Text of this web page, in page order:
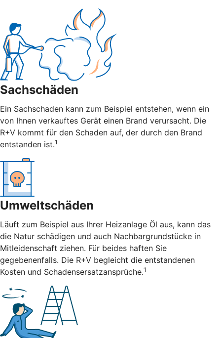
Sachschäden
Ein Sachschaden kann zum Beispiel entstehen, wenn ein
von Ihnen verkauftes Gerät einen Brand verursacht. Die
R+V kommt für den Schaden auf, der durch den Brand
entstanden ist.1
Umweltschäden
Läuft zum Beispiel aus Ihrer Heizanlage Öl aus, kann das
die Natur schädigen und auch Nachbargrundstücke in
Mitleidenschaft ziehen. Für beides haften Sie
gegebenenfalls. Die R+V begleicht die entstandenen
Kosten und Schadensersatzansprüche.1